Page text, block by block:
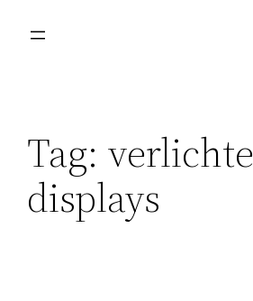
Tag: verlichte
displays